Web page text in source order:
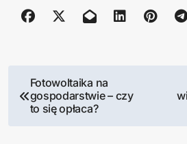
Fotowoltaika na
gospodarstwie – czy
to się opłaca?